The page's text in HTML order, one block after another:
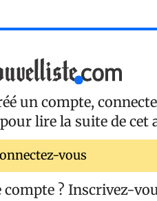
un compte,
pour lire la suite de cet
vous
compte ? Inscrivez-